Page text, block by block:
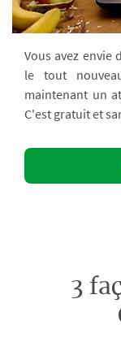
Vous avez envie
le tout
maintenant un
C'est gratuit et
3